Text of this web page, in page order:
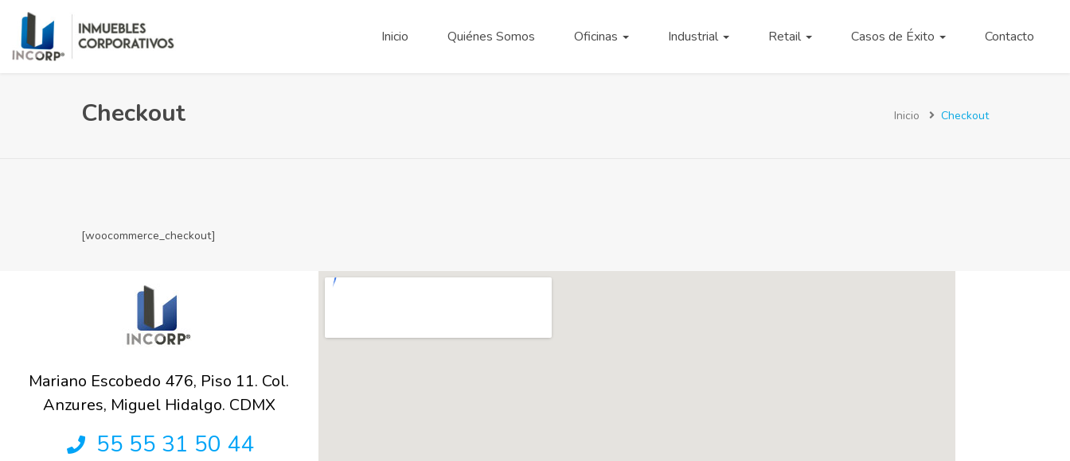
Inicio Quiénes Somos Oficinas Industrial Retail Casos de Éxito Contacto
Checkout Inicio Checkout
[woocommerce_checkout]
Mariano Escobedo 476, Piso 11. Col.
Anzures, Miguel Hidalgo. CDMX
55 55 31 50 44